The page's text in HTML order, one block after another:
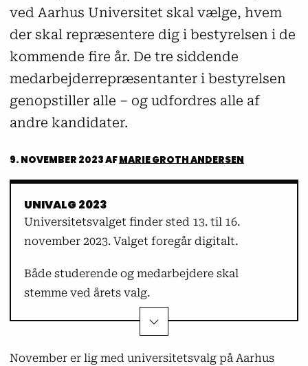
ved Aarhus Universitet skal vælge, hvem
der skal repræsentere dig i bestyrelsen i de
kommende fire år. De tre siddende
medarbejderrepræsentanter i bestyrelsen
genopstiller alle – og udfordres alle af
andre kandidater.
9. NOVEMBER 2023AFMARIE GROTH ANDERSEN
UNIVALG 2023
Universitetsvalget finder sted 13. til 16.
november 2023. Valget foregår digitalt.
Både studerende og medarbejdere skal
stemme ved årets valg.
VIP-medarbejdere skal vælge
November er lig med universitetsvalg på Aarhus